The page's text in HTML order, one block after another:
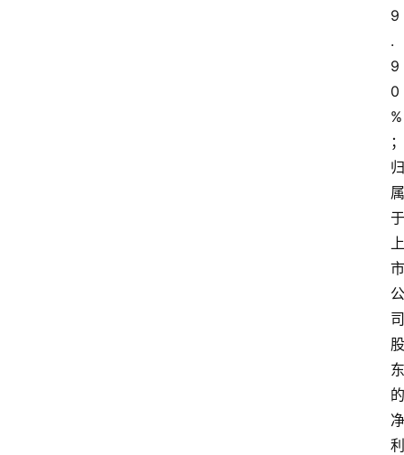
9
.
9
0
%
；
归
属
于
上
市
公
司
股
东
的
净
利